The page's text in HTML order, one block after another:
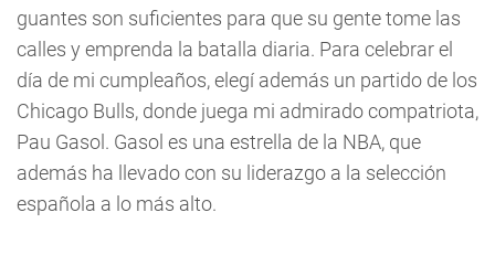
guantes son suficientes para que su gente tome las
calles y emprenda la batalla diaria. Para celebrar el
día de mi cumpleaños, elegí además un partido de los
Chicago Bulls, donde juega mi admirado compatriota,
Pau Gasol. Gasol es una estrella de la NBA, que
además ha llevado con su liderazgo a la selección
española a lo más alto.